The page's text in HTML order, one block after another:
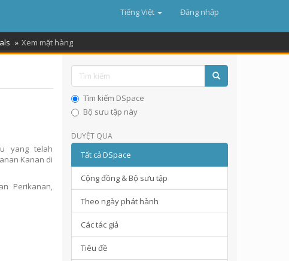
Tiếng Việt Đăng nhập
Xem mặt hàng
yang telah
Kanan di
Perikanan,
Tìm kiếm DSpace
Bộ sưu tập này
DUYỆT QUA
Tất cả DSpace
Cộng đồng & Bộ sưu tập
Theo ngày phát hành
Các tác giả
Tiêu đề